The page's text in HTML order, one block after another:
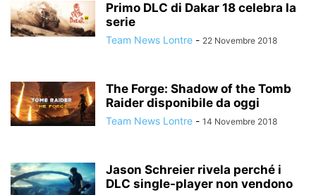
Primo DLC di Dakar 18 celebra la
serie
Team News Lontre - 22 Novembre 2018
The Forge: Shadow of the Tomb
Raider disponibile da oggi
Team News Lontre - 14 Novembre 2018
Jason Schreier rivela perché i
DLC single-player non vendono